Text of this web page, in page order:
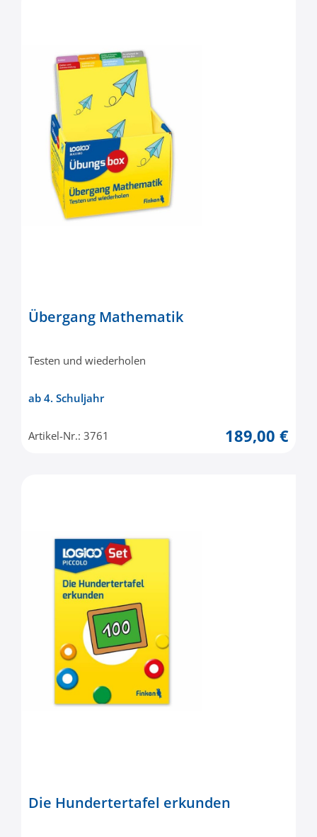
Übergang Mathematik
Testen und wiederholen
ab 4. Schuljahr
Artikel-Nr.: 3761 189,00 €
Die Hundertertafel erkunden